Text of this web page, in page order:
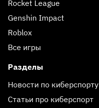
Rocket League
Genshin Impact
Roblox
Все игры
Разделы
Новости по киберспорту
Статьи про киберспорт